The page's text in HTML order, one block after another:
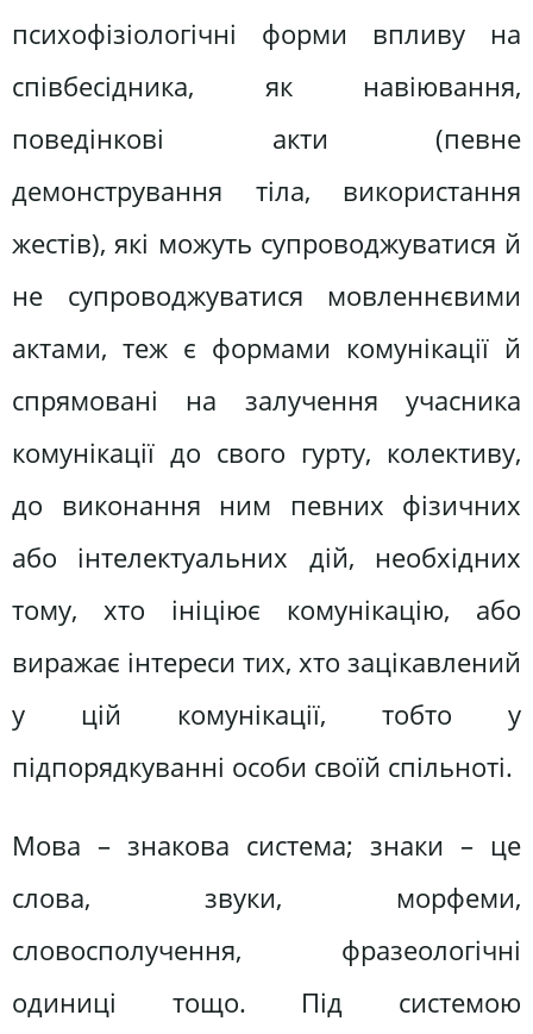
психофізіологічні форми впливу на
співбесідника, як навіювання,
поведінкові акти (певне
демонстрування тіла, використання
жестів), які можуть супроводжуватися й
не супроводжуватися мовленнєвими
актами, теж є формами комунікації й
спрямовані на залучення учасника
комунікації до свого гурту, колективу,
до виконання ним певних фізичних
або інтелектуальних дій, необхідних
тому, хто ініціює комунікацію, або
виражає інтереси тих, хто зацікавлений
у цій комунікації, тобто у
підпорядкуванні особи своїй спільноті.
Мова – знакова система; знаки – це
слова, звуки, морфеми,
словосполучення, фразеологічні
одиниці тощо. Під системою